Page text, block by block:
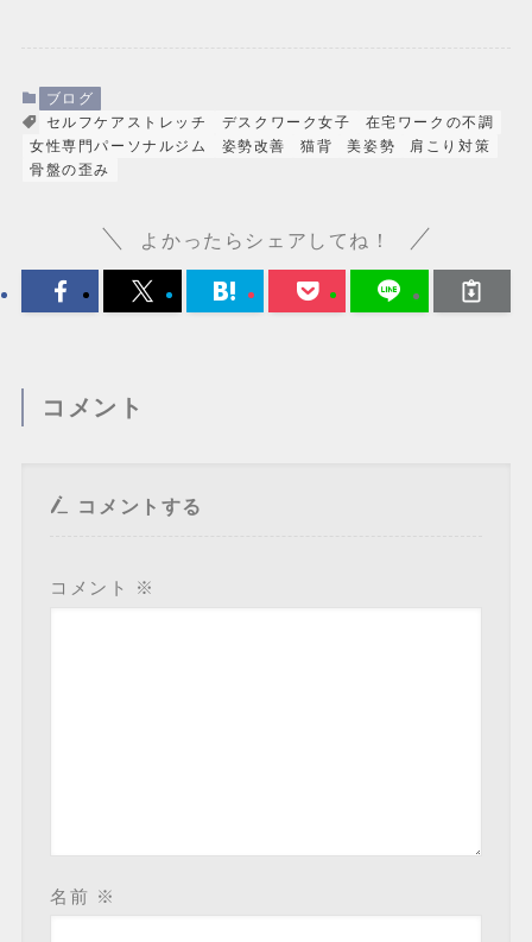
ブログ
セルフケアストレッチ
デスクワーク女子
在宅ワークの不調
女性専門パーソナルジム
姿勢改善 猫背 美姿勢
肩こり対策
骨盤の歪み
よかったらシェアしてね！
コメント
コメントする
コメント ※
名前 ※